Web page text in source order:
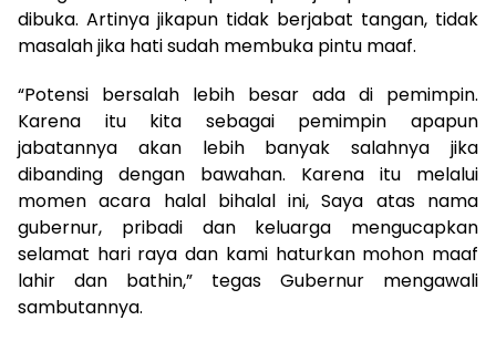
dibuka. Artinya jikapun tidak berjabat tangan, tidak
masalah jika hati sudah membuka pintu maaf.
“Potensi bersalah lebih besar ada di pemimpin.
Karena itu kita sebagai pemimpin apapun
jabatannya akan lebih banyak salahnya jika
dibanding dengan bawahan. Karena itu melalui
momen acara halal bihalal ini, Saya atas nama
gubernur, pribadi dan keluarga mengucapkan
selamat hari raya dan kami haturkan mohon maaf
lahir dan bathin,” tegas Gubernur mengawali
sambutannya.